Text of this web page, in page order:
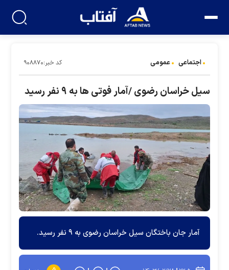
اجتماعی عمومی کد خبر:۹۰۸۸۷۰
سیل خراسان رضوی /آمار فوتی ها به ۹ نفر رسید
آمار جان باختگان سیل خراسان رضوی به ۹ نفر رسید.